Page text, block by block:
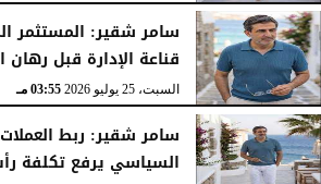
سامر شقير:
قناعة الإدارة قبل
السبت، 25 يوليو 2026 03:55 مـ
سامر شقير: ربط
السياسي يرفع تكلفة